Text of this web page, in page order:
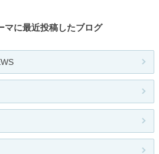
マに最近投稿したブログ